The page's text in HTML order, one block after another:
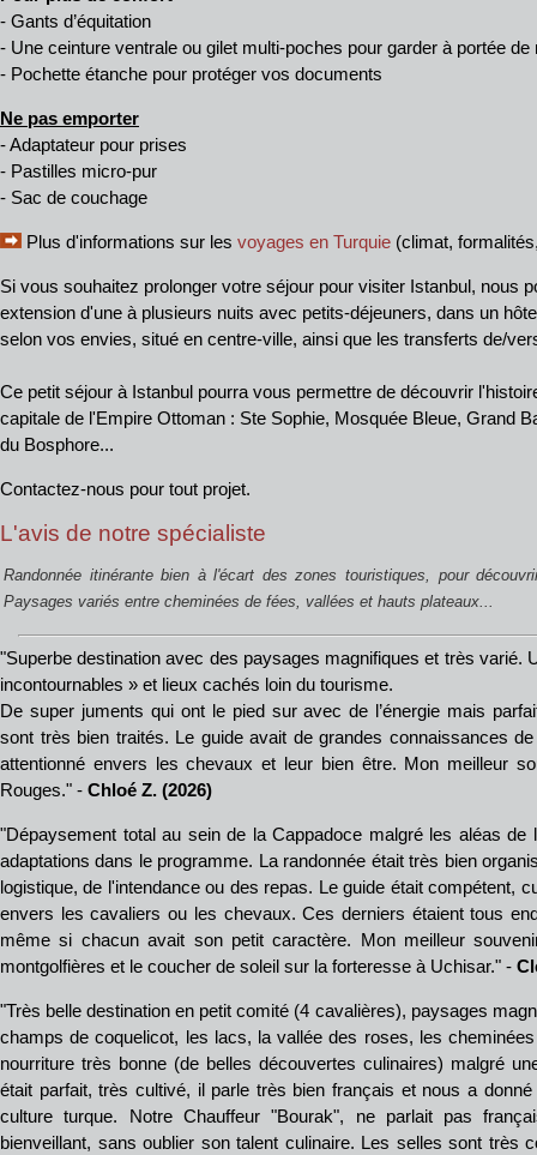
- Gants d’équitation
- Une ceinture ventrale ou gilet multi-poches pour garder à portée
- Pochette étanche pour protéger vos documents
Ne pas emporter
- Adaptateur pour prises
- Pastilles micro-pur
- Sac de couchage
Plus d'informations sur les voyages en Turquie (climat,
Si vous souhaitez prolonger votre séjour pour visiter Istanbul, nous
extension d'une à plusieurs nuits avec petits-déjeuners, dans un
selon vos envies, situé en centre-ville, ainsi que les transferts de/
Ce petit séjour à Istanbul pourra vous permettre de découvrir
capitale de l'Empire Ottoman : Ste Sophie, Mosquée Bleue, Grand
du Bosphore...
Contactez-nous pour tout projet.
L'avis de notre spécialiste
Randonnée itinérante bien à l'écart des zones touristiques, pour
Paysages variés entre cheminées de fées, vallées et hauts plateaux...
"Superbe destination avec des paysages magnifiques et très varié.
incontournables » et lieux cachés loin du tourisme.
De super juments qui ont le pied sur avec de l’énergie mais
sont très bien traités. Le guide avait de grandes connaissances
attentionné envers les chevaux et leur bien être. Mon meilleur
Rouges." - Chloé Z. (2026)
"Dépaysement total au sein de la Cappadoce malgré les aléas de
adaptations dans le programme. La randonnée était très bien
logistique, de l'intendance ou des repas. Le guide était compétent,
envers les cavaliers ou les chevaux. Ces derniers étaient tous
même si chacun avait son petit caractère. Mon meilleur
montgolfières et le coucher de soleil sur la forteresse à Uchisar." -
"Très belle destination en petit comité (4 cavalières), paysages
champs de coquelicot, les lacs, la vallée des roses, les
nourriture très bonne (de belles découvertes culinaires) malgré
était parfait, très cultivé, il parle très bien français et nous a
culture turque. Notre Chauffeur "Bourak", ne parlait pas
bienveillant, sans oublier son talent culinaire. Les selles sont très